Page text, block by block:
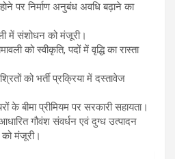
पर निर्माण अनुबंध अवधि बढ़ाने का
में संशोधन को मंजूरी।
को स्वीकृति, पदों में वृद्धि का रास्ता
को भर्ती प्रक्रिया में दस्तावेज
के बीमा प्रीमियम पर सरकारी सहायता।
गौवंश संवर्धन एवं दुग्ध उत्पादन
को मंजूरी।